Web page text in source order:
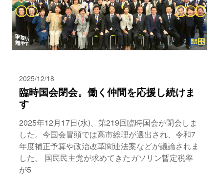
2025/12/18
臨時国会閉会。働く仲間を応援し続けま
す
2025年12月17日(水)、第219回臨時国会が閉会しま
した。今国会冒頭では高市総理が選出され、令和7
年度補正予算や政治改革関連法案などが議論されま
した。 国民民主党が求めてきたガソリン暫定税率
が5